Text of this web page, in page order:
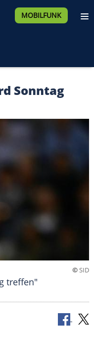
MOBILFUNK
Sonntag
©SID
treffen"